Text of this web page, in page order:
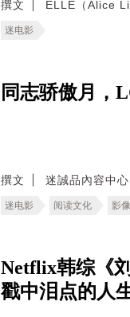
撰文 ELLE（Alice Li
迷电影
同志骄傲月，
撰文 迷誠品內容中心
迷电影 阅读文化 影
Netflix韩综《
戳中泪点的人